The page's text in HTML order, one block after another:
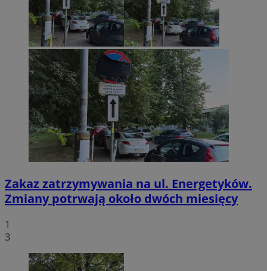
Zakaz zatrzymywania na ul. Energetyków.
Zmiany potrwają około dwóch miesięcy
1
3